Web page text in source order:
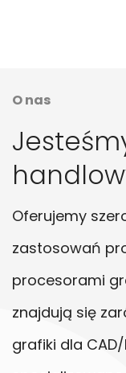
O nas
Oferujemy
zastosowań
procesorami
znajdują się
grafiki dla